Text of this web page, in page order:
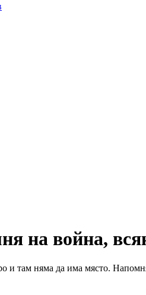
на война,
и там няма да има място.